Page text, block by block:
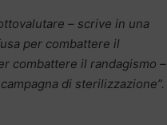
– scrive in una
per combattere il
combattere il randagismo –
di sterilizzazione”.